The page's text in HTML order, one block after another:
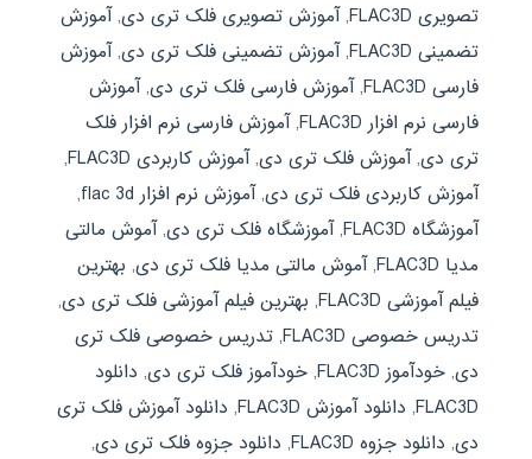
تصویری FLAC3D
,آموزش تصویری فلک تری دی,آموزش
تضمینی FLAC3D
,آموزش تضمینی فلک تری دی,آموزش
فارسی FLAC3D
,آموزش فارسی فلک تری دی,آموزش
فارسی نرم افزار FLAC3D
,آموزش فارسی نرم افزار فلک
تری دی,آموزش فلک تری دی,آموزش کاربردی FLAC3D
,
آموزش کاربردی فلک تری دی,آموزش نرم افزار flac 3d
,
آموزشگاه FLAC3D
,آموزشگاه فلک تری دی,آموش مالتی
مدیا FLAC3D
,آموش مالتی مدیا فلک تری دی, بهترین
فیلم آموزشی FLAC3D
, بهترین فیلم آموزشی فلک تری دی,
تدریس خصوصی FLAC3D
, تدریس خصوصی فلک تری
دی, خودآموز FLAC3D , خودآموز فلک تری دی, دانلود
FLAC3D
, دانلود آموزش FLAC3D , دانلود آموزش فلک تری
دی, دانلود جزوه FLAC3D , دانلود جزوه فلک تری دی,